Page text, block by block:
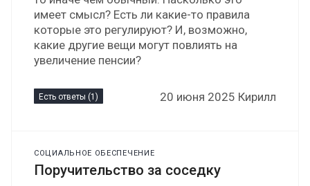
имеет смысл? Есть ли какие-то правила
которые это регулируют? И, возможно,
какие другие вещи могут повлиять на
увеличение пенсии?
Есть ответы (1) 20 июня 2025 Кирилл
СОЦИАЛЬНОЕ ОБЕСПЕЧЕНИЕ
Поручительство за соседку